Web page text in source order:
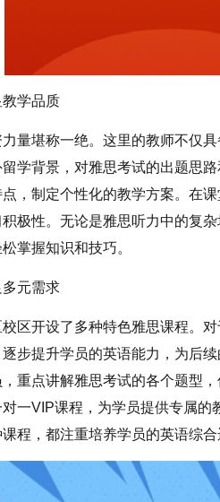
学品质
量堪称一绝。这里的教师不仅
学背景，对雅思考试的出题思
，制定个性化的教学方案。在
极性。无论是雅思听力中的复
掌握知识和技巧。
元需求
区开设了多种特色雅思课程。
步提升学员的英语能力，为后
重点讲解雅思考试的各个题型
一VIP课程，为学员提供专属
程，都注重培养学员的英语综